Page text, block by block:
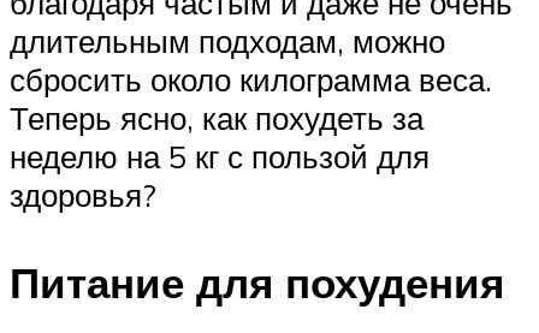
длительным подходам, можно
сбросить около килограмма веса.
Теперь ясно, как похудеть за
неделю на 5 кг с пользой для
здоровья?
Питание для похудения